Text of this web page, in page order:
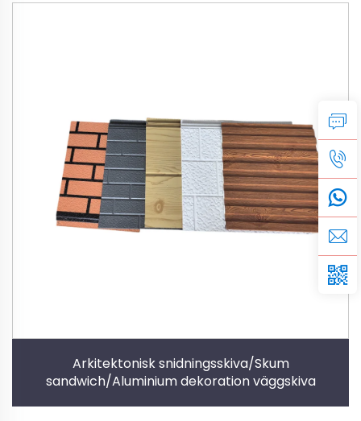
Arkitektonisk snidningsskiva/Skum
sandwich/Aluminium dekoration väggskiva